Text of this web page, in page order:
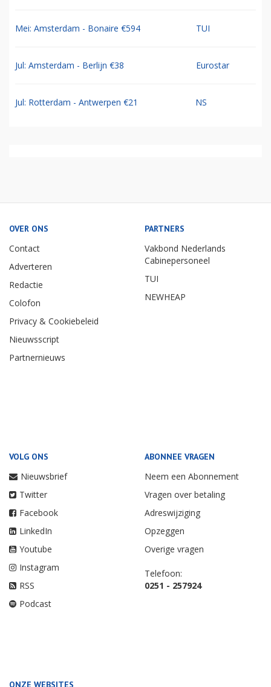
Mei: Amsterdam - Bonaire €594 TUI
Jul: Amsterdam - Berlijn €38 Eurostar
Jul: Rotterdam - Antwerpen €21 NS
OVER ONS
Contact
Adverteren
Redactie
Colofon
Privacy & Cookiebeleid
Nieuwsscript
Partnernieuws
PARTNERS
Vakbond Nederlands
Cabinepersoneel
TUI
NEWHEAP
VOLG ONS
Nieuwsbrief
Twitter
Facebook
LinkedIn
Youtube
Instagram
RSS
Podcast
ABONNEE VRAGEN
Neem een Abonnement
Vragen over betaling
Adreswijziging
Opzeggen
Overige vragen
Telefoon:
0251 - 257924